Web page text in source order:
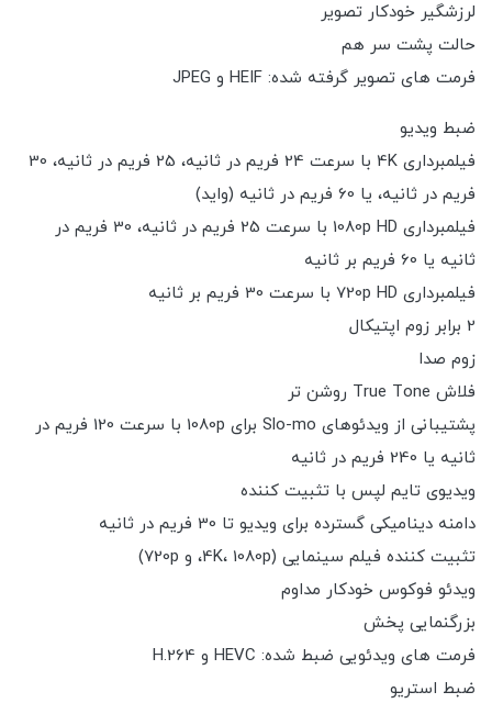
لرزشگیر خودکار تصویر
حالت پشت سر هم
فرمت های تصویر گرفته شده: HEIF و JPEG
ضبط ویدیو
فیلمبرداری 4K با سرعت 24 فریم در ثانیه، 25 فریم در ثانیه، 30
فریم در ثانیه، یا 60 فریم در ثانیه (واید)
فیلمبرداری 1080p HD با سرعت 25 فریم در ثانیه، 30 فریم در
ثانیه یا 60 فریم بر ثانیه
فیلمبرداری 720p HD با سرعت 30 فریم بر ثانیه
2 برابر زوم اپتیکال
زوم صدا
فلاش True Tone روشن تر
پشتیبانی از ویدئوهای Slo-mo برای 1080p با سرعت 120 فریم در
ثانیه یا 240 فریم در ثانیه
ویدیوی تایم لپس با تثبیت کننده
دامنه دینامیکی گسترده برای ویدیو تا 30 فریم در ثانیه
تثبیت کننده فیلم سینمایی (4K، 1080p، و 720p)
ویدئو فوکوس خودکار مداوم
بزرگنمایی پخش
فرمت های ویدئویی ضبط شده: HEVC و H.264
ضبط استریو